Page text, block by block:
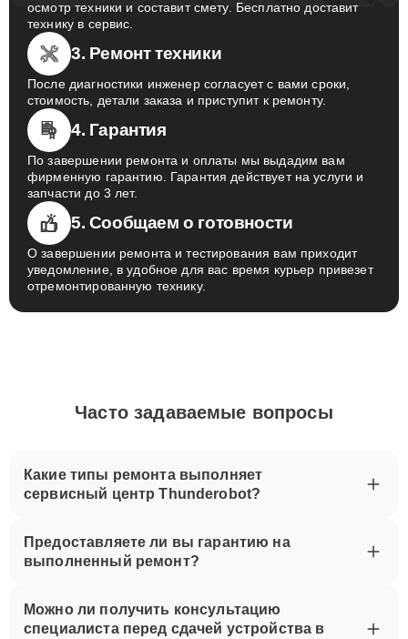
осмотр техники и составит смету. Бесплатно доставит
технику в сервис.
3. Ремонт техники
После диагностики инженер согласует с вами сроки,
стоимость, детали заказа и приступит к ремонту.
4. Гарантия
По завершении ремонта и оплаты мы выдадим вам
фирменную гарантию. Гарантия действует на услуги и
запчасти до 3 лет.
5. Сообщаем о готовности
О завершении ремонта и тестирования вам приходит
уведомление, в удобное для вас время курьер привезет
отремонтированную технику.
Часто задаваемые вопросы
Какие типы ремонта выполняет
сервисный центр Thunderobot?
Предоставляете ли вы гарантию на
выполненный ремонт?
Можно ли получить консультацию
специалиста перед сдачей устройства в